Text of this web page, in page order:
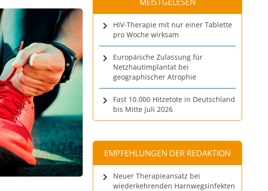
HIV-Therapie mit nur einer Tablette
pro Woche wirksam
Europäische Zulassung für
Netzhautimplantat bei
geographischer Atrophie
Fast 10.000 Hitzetote in Deutschland
bis Mitte Juli 2026
EMPFEHLUNGEN DER REDAKTION
Neuer Therapieansatz bei
wiederkehrenden Harnwegsinfekten